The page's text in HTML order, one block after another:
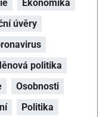
Ekonomika
úvěry
politika
Osobnosti
Politika